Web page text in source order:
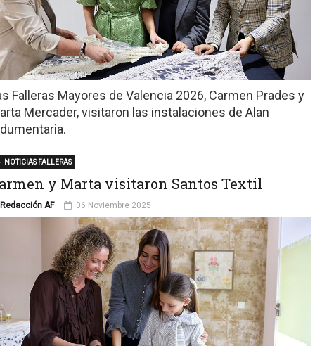
Falleras Mayores de Valencia 2026, Carmen Prades y
Mercader, visitaron las instalaciones de Alan
y Marta visitaron Santos Textil
Redacción AF
NOTICIAS FALLERAS
06 Noviembre 2025